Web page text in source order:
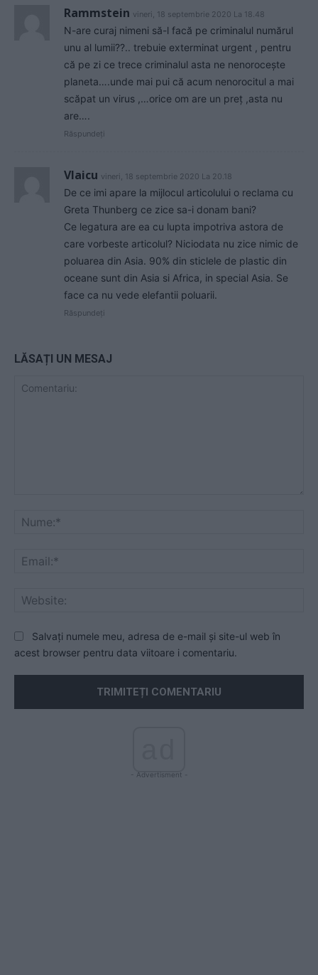
Rammstein vineri, 18 septembrie 2020 La 18.48
N-are curaj nimeni să-l facă pe criminalul numărul
unu al lumii??.. trebuie exterminat urgent , pentru
că pe zi ce trece criminalul asta ne nenorocește
planeta….unde mai pui că acum nenorocitul a mai
scăpat un virus ,…orice om are un preț ,asta nu
are….
Răspundeți
Vlaicu vineri, 18 septembrie 2020 La 20.18
De ce imi apare la mijlocul articolului o reclama cu
Greta Thunberg ce zice sa-i donam bani?
Ce legatura are ea cu lupta impotriva astora de
care vorbeste articolul? Niciodata nu zice nimic de
poluarea din Asia. 90% din sticlele de plastic din
oceane sunt din Asia si Africa, in special Asia. Se
face ca nu vede elefantii poluarii.
Răspundeți
LĂSAȚI UN MESAJ
Salvați numele meu, adresa de e-mail și site-ul web în
acest browser pentru data viitoare i comentariu.
- Advertisment -